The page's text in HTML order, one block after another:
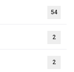
54
2
2